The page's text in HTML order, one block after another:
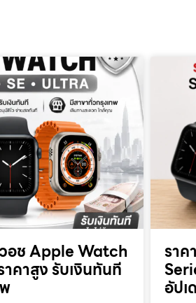
อช Apple Watch
คาสูง รับเงินทันที
รา
อัปเ